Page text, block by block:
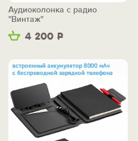
4 200 Р
Аудиоколонка с радио
"Винтаж"